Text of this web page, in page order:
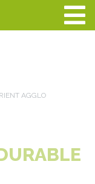
AGGLO